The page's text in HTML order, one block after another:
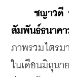
ชญาวดี
สัมพันธ์ธนาคา
ภาพรวมไตรม
ในเดือนมิถุนา